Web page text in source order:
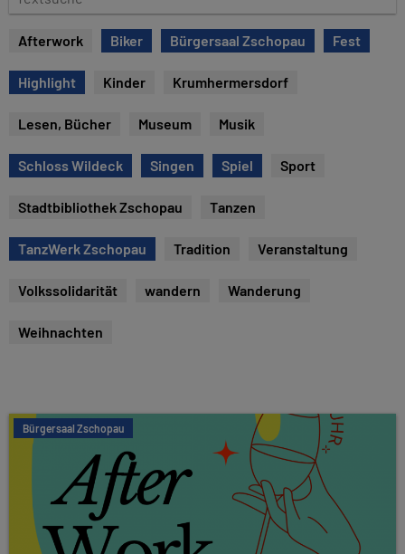
e
s
u
e
Afterwork Biker Bürgersaal Zschopau Fest
Highlight Kinder Krumhermersdorf
Lesen, Bücher Museum Musik
Schloss Wildeck Singen Spiel Sport
Stadtbibliothek Zschopau Tanzen
TanzWerk Zschopau Tradition Veranstaltung
Volkssolidarität wandern Wanderung
Weihnachten
Bürgersaal Zschopau